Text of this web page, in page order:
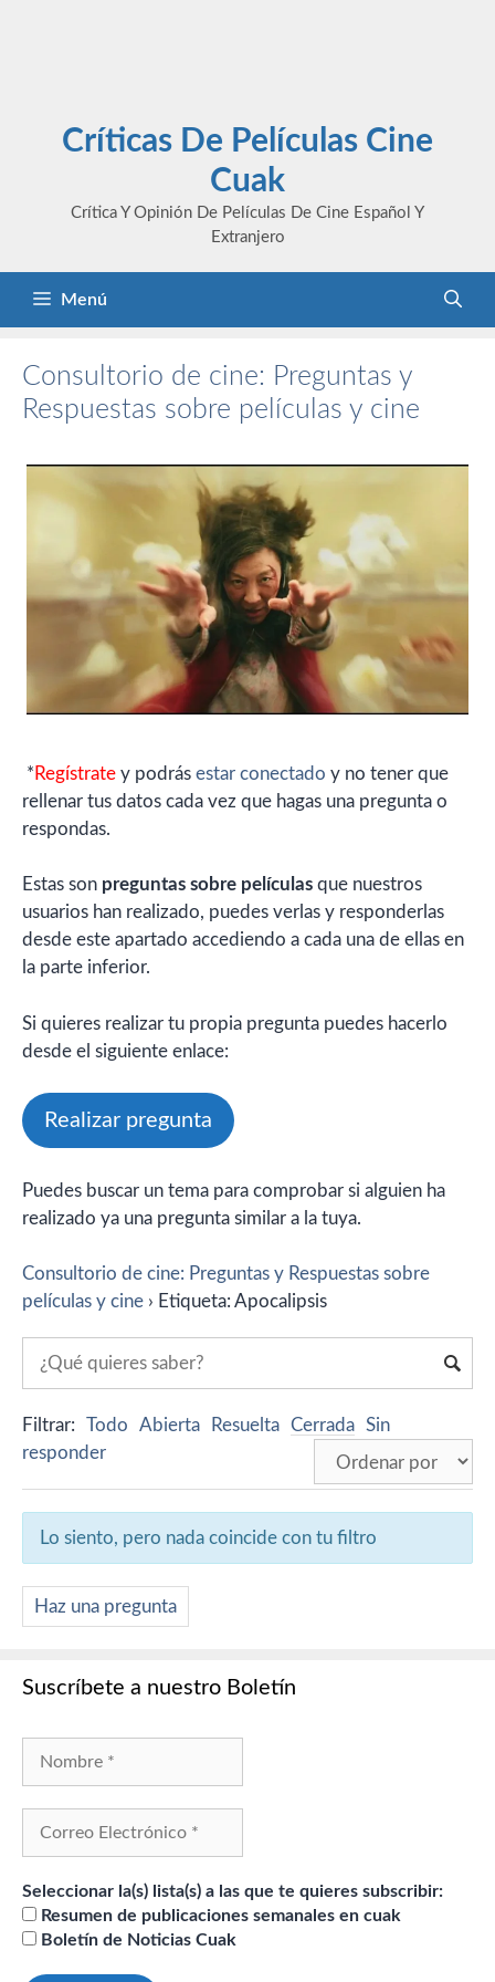
Críticas De Películas Cine
Cuak
Crítica Y Opinión De Películas De Cine Español Y
Extranjero
Menú
Consultorio de cine: Preguntas y
Respuestas sobre películas y cine
* Regístrate y podrás estar conectado y no tener que
rellenar tus datos cada vez que hagas una pregunta o
respondas.
Estas son preguntas sobre películas que nuestros
usuarios han realizado, puedes verlas y responderlas
desde este apartado accediendo a cada una de ellas en
la parte inferior.
Si quieres realizar tu propia pregunta puedes hacerlo
desde el siguiente enlace:
Realizar pregunta
Puedes buscar un tema para comprobar si alguien ha
realizado ya una pregunta similar a la tuya.
Consultorio de cine: Preguntas y Respuestas sobre
películas y cine › Etiqueta: Apocalipsis
Filtrar: Todo Abierta Resuelta Cerrada Sin
responder
Lo siento, pero nada coincide con tu filtro
Haz una pregunta
Suscríbete a nuestro Boletín
Seleccionar la(s) lista(s) a las que te quieres subscribir:
Resumen de publicaciones semanales en cuak
Boletín de Noticias Cuak